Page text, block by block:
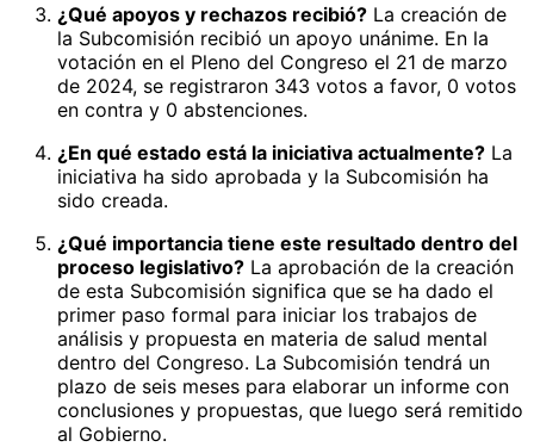
¿Qué apoyos y rechazos recibió? La creación de
la Subcomisión recibió un apoyo unánime. En la
votación en el Pleno del Congreso el 21 de marzo
de 2024, se registraron 343 votos a favor, 0 votos
en contra y 0 abstenciones.
¿En qué estado está la iniciativa actualmente? La
iniciativa ha sido aprobada y la Subcomisión ha
sido creada.
¿Qué importancia tiene este resultado dentro del
proceso legislativo? La aprobación de la creación
de esta Subcomisión significa que se ha dado el
primer paso formal para iniciar los trabajos de
análisis y propuesta en materia de salud mental
dentro del Congreso. La Subcomisión tendrá un
plazo de seis meses para elaborar un informe con
conclusiones y propuestas, que luego será remitido
al Gobierno.